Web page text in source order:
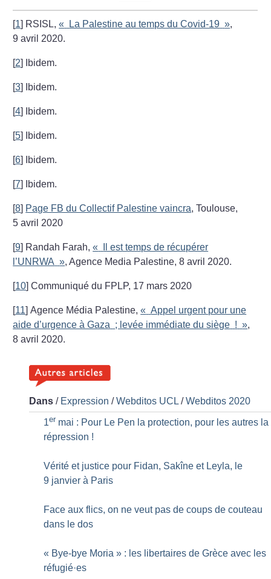
[1] RSISL,« La Palestine au temps du Covid-19 »,
9 avril 2020.
[2] Ibidem.
[3] Ibidem.
[4] Ibidem.
[5] Ibidem.
[6] Ibidem.
[7] Ibidem.
[8] Page FB du Collectif Palestine vaincra, Toulouse,
5 avril 2020
[9] Randah Farah,«
Il est temps de récupérer
l’UNRWA », Agence Media Palestine, 8 avril 2020.
[10]Communiqué du FPLP, 17 mars 2020
[11]Agence Média Palestine,« Appel urgent pour une
aide d’urgence à Gaza ; levée immédiate du siège ! »,
8 avril 2020.
Dans / Expression /Webditos UCL /Webditos 2020
1er mai : Pour Le Pen la protection, pour les autres la
répression !
Vérité et justice pour Fidan, Sakîne et Leyla, le
9 janvier à Paris
Face aux flics, on ne veut pas de coups de couteau
dans le dos
« Bye-bye Moria » : les libertaires de Grèce avec les
réfugié·es